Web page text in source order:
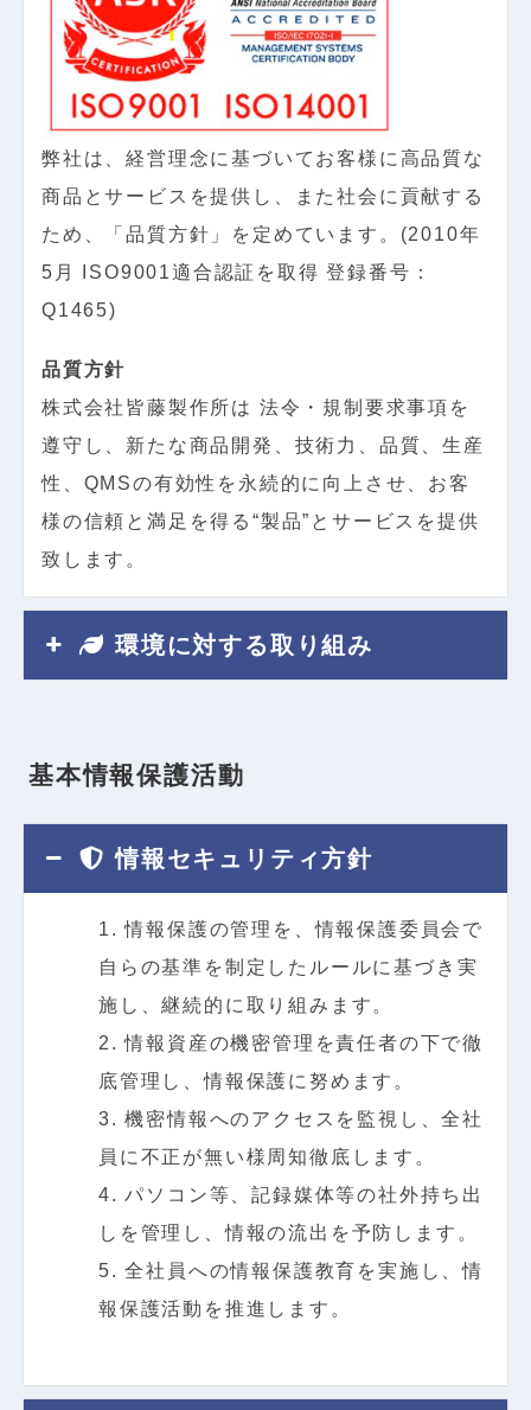
弊社は、経営理念に基づいてお客様に高品質な
商品とサービスを提供し、また社会に貢献する
ため、「品質方針」を定めています。(2010年
5月 ISO9001適合認証を取得 登録番号：
Q1465)
品質方針
株式会社皆藤製作所は 法令・規制要求事項を
遵守し、新たな商品開発、技術力、品質、生産
性、QMSの有効性を永続的に向上させ、お客
様の信頼と満足を得る“製品”とサービスを提供
致します。
環境に対する取り組み
基本情報保護活動
情報セキュリティ方針
1. 情報保護の管理を、情報保護委員会で
自らの基準を制定したルールに基づき実
施し、継続的に取り組みます。
2. 情報資産の機密管理を責任者の下で徹
底管理し、情報保護に努めます。
3. 機密情報へのアクセスを監視し、全社
員に不正が無い様周知徹底します。
4. パソコン等、記録媒体等の社外持ち出
しを管理し、情報の流出を予防します。
5. 全社員への情報保護教育を実施し、情
報保護活動を推進します。